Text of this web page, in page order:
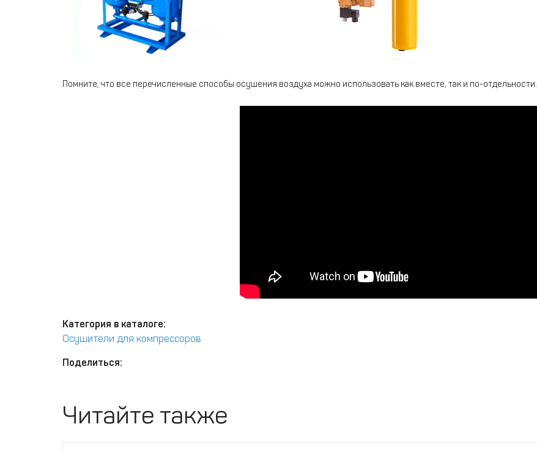
Помните, что все перечисленные способы осушения воздуха можно использовать как вместе, так и по-отдельности.
Категория в каталоге:
Осушители для компрессоров
Поделиться:
Читайте также